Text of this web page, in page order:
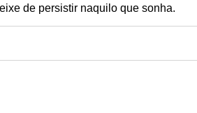
de persistir naquilo que sonha.